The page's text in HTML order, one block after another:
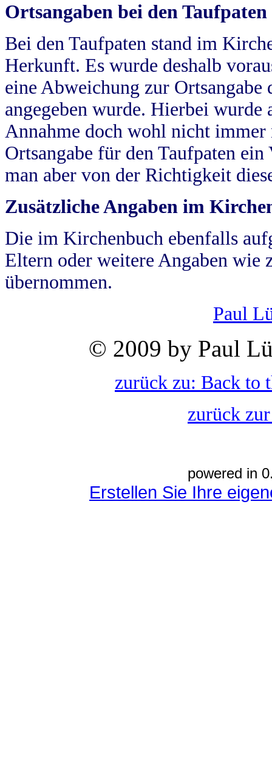
Ortsangaben bei den Taufpaten
Bei den Taufpaten stand im
Herkunft. Es wurde deshalb
eine Abweichung zur
angegeben wurde. Hierbei wurde
Annahme doch wohl nicht
Ortsangabe für den Taufpaten
man aber von der Richtigkeit
Zusätzliche Angaben im
Die im Kirchenbuch ebenfalls
Eltern oder weitere Angaben wie
übernommen.
Paul
© 2009 by Paul
zurück zu: Back to
zurück
powered in
Erstellen Sie Ihre